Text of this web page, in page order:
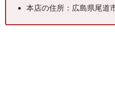
本店の住所：広島県尾道